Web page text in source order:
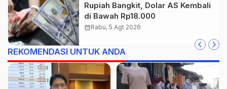
Rupiah Bangkit, Dolar AS Kembali
di Bawah Rp18.000
calendar_monthRabu, 5 Agt 2026
REKOMENDASI UNTUK ANDA